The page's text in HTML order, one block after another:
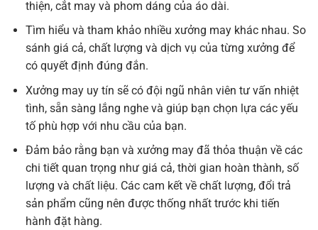
thiện, cắt may và phom dáng của áo dài.
Tìm hiểu và tham khảo nhiều xưởng may khác nhau. So
sánh giá cả, chất lượng và dịch vụ của từng xưởng để
có quyết định đúng đắn.
Xưởng may uy tín sẽ có đội ngũ nhân viên tư vấn nhiệt
tình, sẵn sàng lắng nghe và giúp bạn chọn lựa các yếu
tố phù hợp với nhu cầu của bạn.
Đảm bảo rằng bạn và xưởng may đã thỏa thuận về các
chi tiết quan trọng như giá cả, thời gian hoàn thành, số
lượng và chất liệu. Các cam kết về chất lượng, đổi trả
sản phẩm cũng nên được thống nhất trước khi tiến
hành đặt hàng.